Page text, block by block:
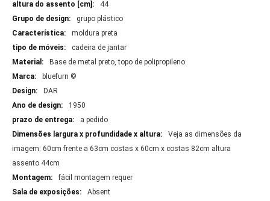
44
grupo plástico
moldura preta
cadeira de jantar
Base de metal preto, topo de polipropileno
bluefurn ©
DAR
1950
a pedido
Veja as dimensões da
imagem: 60cm frente a 63cm costas x 60cm x costas 82cm altura
assento 44cm
fácil montagem requer
Absent